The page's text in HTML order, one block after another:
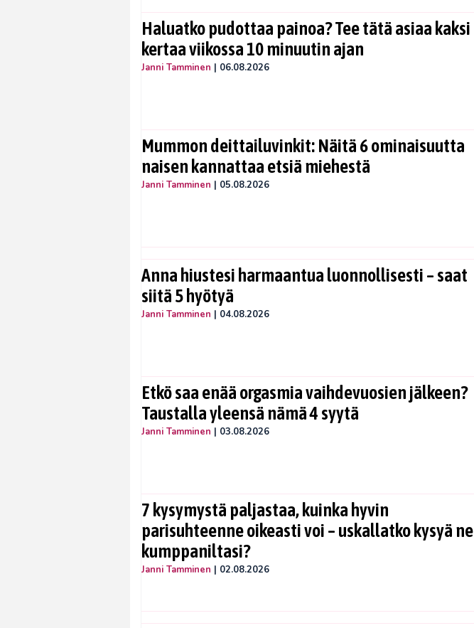
Haluatko pudottaa painoa? Tee tätä asiaa kaksi
kertaa viikossa 10 minuutin ajan
Janni Tamminen | 06.08.2026
Mummon deittailuvinkit: Näitä 6 ominaisuutta
naisen kannattaa etsiä miehestä
Janni Tamminen | 05.08.2026
Anna hiustesi harmaantua luonnollisesti – saat
siitä 5 hyötyä
Janni Tamminen | 04.08.2026
Etkö saa enää orgasmia vaihdevuosien jälkeen?
Taustalla yleensä nämä 4 syytä
Janni Tamminen | 03.08.2026
7 kysymystä paljastaa, kuinka hyvin
parisuhteenne oikeasti voi – uskallatko kysyä ne
kumppaniltasi?
Janni Tamminen | 02.08.2026